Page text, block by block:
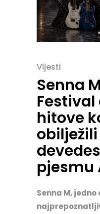
Vijesti
Senna
hitove
obilježili
pjesmu
Senna M, jedno